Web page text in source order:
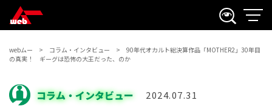
webムー コラム・インタビュー
90年代オカルト総決算作品「MOTHER2」30年目
の真実！ ギーグは恐怖の大王だった、のか
コラム・インタビュー 2024.07.31